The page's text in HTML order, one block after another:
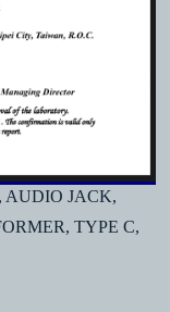
AUDIO JACK,
TYPE C,